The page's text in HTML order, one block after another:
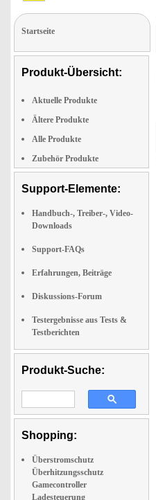
Startseite
Produkt-Übersicht:
Aktuelle Produkte
Ältere Produkte
Alle Produkte
Zubehör Produkte
Support-Elemente:
Handbuch-, Treiber-, Video-
Downloads
Support-FAQs
Erfahrungen, Beiträge
Diskussions-Forum
Testergebnisse aus Tests &
Testberichten
Produkt-Suche:
Shopping:
Überstromschutz
Überhitzungsschutz
Gamecontroller
Ladesteuerung